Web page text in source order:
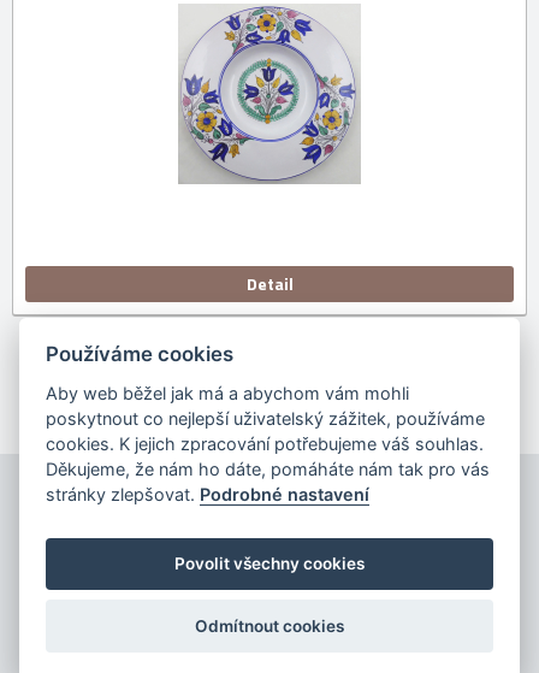
Detail
Používáme cookies
Aby web běžel jak má a abychom vám mohli
poskytnout co nejlepší uživatelský zážitek, používáme
cookies. K jejich zpracování potřebujeme váš souhlas.
Děkujeme, že nám ho dáte, pomáháte nám tak pro vás
stránky zlepšovat. Podrobné nastavení
Povolit všechny cookies
Odmítnout cookies